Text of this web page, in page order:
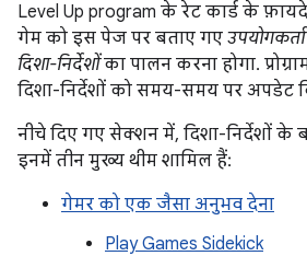
Level Up program के रेट कार्ड के
गेम को इस पेज पर बताए गए
दिशा-निर्देशोंका पालन करना होगा.
दिशा-निर्देशों को समय-समय पर अपडेट
नीचे दिए गए सेक्शन में, दिशा-निर्देशों के
इनमें तीन मुख्य थीम शामिल हैं:
गेमर को एक जैसा अनुभव देना
Play Games Sidekick